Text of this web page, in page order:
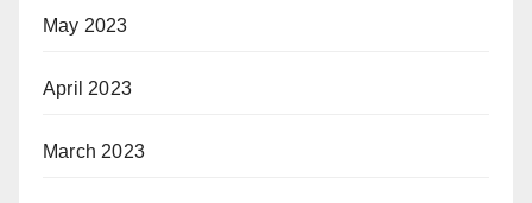
May 2023
April 2023
March 2023